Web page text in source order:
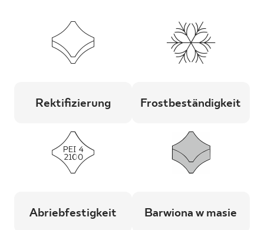
Rektifizierung Frostbeständigkeit
Abriebfestigkeit Barwiona w masie